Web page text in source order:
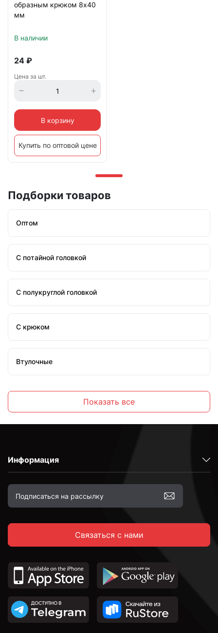
образным крюком 8х40
мм
В наличии
24 ₽
Цена за шт.
В корзину
Купить по оптовой цене
Подборки товаров
Оптом
С потайной головкой
С полукруглой головкой
С крюком
Втулочные
Оцинкованные
Желтый цинк
М8
М10
Показать все
Информация
Связаться с нами